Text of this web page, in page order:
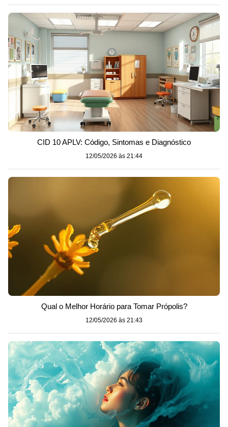
CID 10 APLV: Código, Sintomas e Diagnóstico
12/05/2026 às 21:44
Qual o Melhor Horário para Tomar Própolis?
12/05/2026 às 21:43